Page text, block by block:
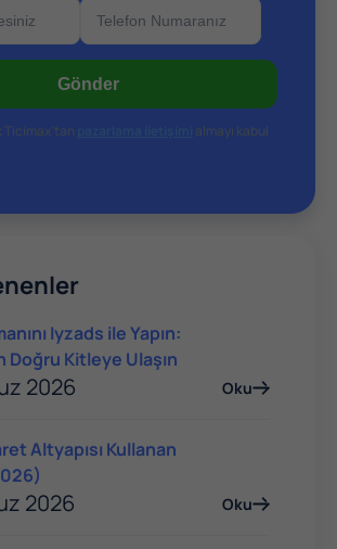
Özen Gösterin
Önem Verin
Sitenizi Kurun
Gönder
Ticimax’tan
almayı kabul
Iyzads ile Yapın:
Doğru Kitleye Ulaşın
2026 Oku
Altyapısı Kullanan
2026 Oku